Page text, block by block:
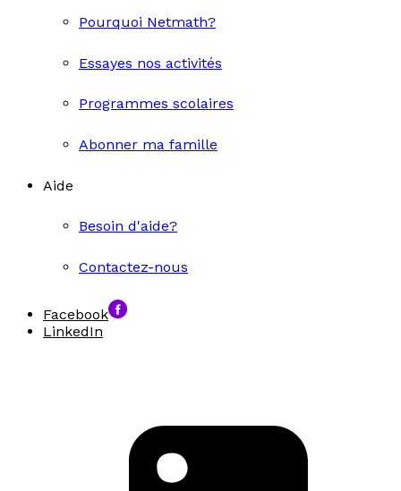
Pourquoi Netmath?
Essayes nos activités
Programmes scolaires
Abonner ma famille
Aide
Besoin d'aide?
Contactez-nous
Facebook
LinkedIn